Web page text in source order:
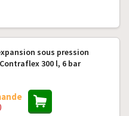
sous pression
300 l, 6 bar